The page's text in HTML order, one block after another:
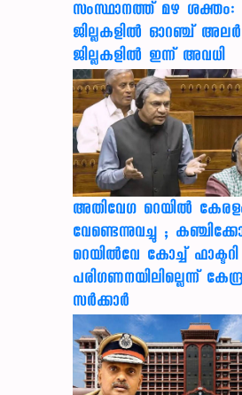
സംസ്ഥാനത്ത് മഴ ശക്തം:
ജില്ലകളിൽ ഓറഞ്ച്
ജില്ലകളിൽ ഇന്ന് അവധി
അതിവേഗ റെയിൽ
വേണ്ടെന്നുവച്ചു ;
റെയിൽവേ കോച്ച്
പരിഗണനയിലില്ലെന്ന് കേന്ദ്ര
സർക്കാർ